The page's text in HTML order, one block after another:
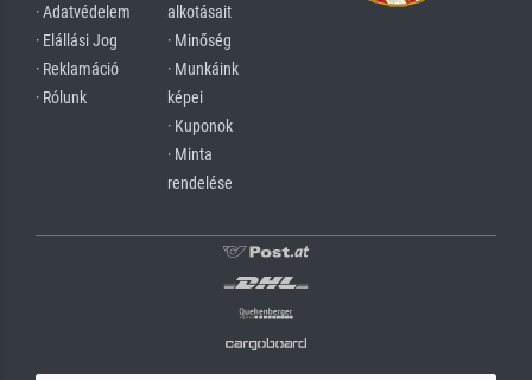
· Adatvédelem
· Elállási Jog
· Reklamáció
· Rólunk
alkotásait
· Minőség
· Munkáink
képei
· Kuponok
· Minta
rendelése